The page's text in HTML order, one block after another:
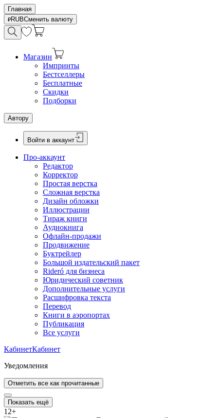
Главная
RUBСменить валюту
Магазин
Импринты
Бестселлеры
Бесплатные
Скидки
Подборки
Автору
Войти в аккаунт
Про-аккаунт
Редактор
Корректор
Простая верстка
Сложная верстка
Дизайн обложки
Иллюстрации
Тираж книги
Аудиокнига
Офлайн-продажи
Продвижение
Буктрейлер
Большой издательский пакет
Rideró для бизнеса
Юридический советник
Дополнительные услуги
Расшифровка текста
Перевод
Книги в аэропортах
Публикация
Все услуги
КабинетКабинет
Уведомления
Отметить все как прочитанные
Показать ещё
12+